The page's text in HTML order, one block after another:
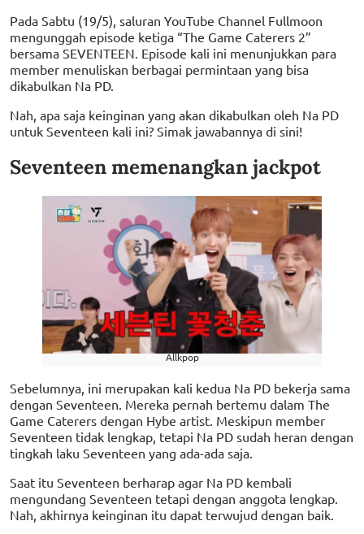
Pada Sabtu (19/5), saluran YouTube Channel Fullmoon
mengunggah episode ketiga “The Game Caterers 2”
bersama SEVENTEEN. Episode kali ini menunjukkan para
member menuliskan berbagai permintaan yang bisa
dikabulkan Na PD.
Nah, apa saja keinginan yang akan dikabulkan oleh Na PD
untuk Seventeen kali ini? Simak jawabannya di sini!
Seventeen memenangkan jackpot
Allkpop
Sebelumnya, ini merupakan kali kedua Na PD bekerja sama
dengan Seventeen. Mereka pernah bertemu dalam The
Game Caterers dengan Hybe artist. Meskipun member
Seventeen tidak lengkap, tetapi Na PD sudah heran dengan
tingkah laku Seventeen yang ada-ada saja.
Saat itu Seventeen berharap agar Na PD kembali
mengundang Seventeen tetapi dengan anggota lengkap.
Nah, akhirnya keinginan itu dapat terwujud dengan baik.